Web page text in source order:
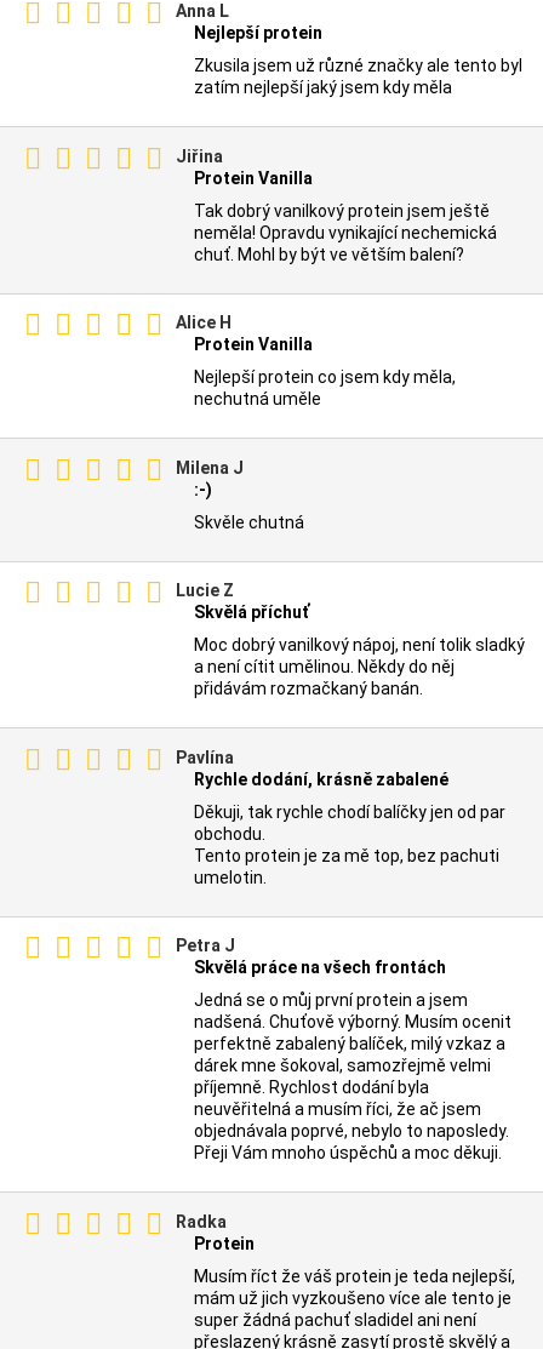
Anna L
Nejlepší protein
Zkusila jsem už různé značky ale tento byl
zatím nejlepší jaký jsem kdy měla
Jiřina
Protein Vanilla
Tak dobrý vanilkový protein jsem ještě
neměla! Opravdu vynikající nechemická
chuť. Mohl by být ve větším balení?
Alice H
Protein Vanilla
Nejlepší protein co jsem kdy měla,
nechutná uměle
Milena J
:-)
Skvěle chutná
Lucie Z
Skvělá příchuť
Moc dobrý vanilkový nápoj, není tolik sladký
a není cítit umělinou. Někdy do něj
přidávám rozmačkaný banán.
Pavlína
Rychle dodání, krásně zabalené
Děkuji, tak rychle chodí balíčky jen od par
obchodu.
Tento protein je za mě top, bez pachuti
umelotin.
Petra J
Skvělá práce na všech frontách
Jedná se o můj první protein a jsem
nadšená. Chuťově výborný. Musím ocenit
perfektně zabalený balíček, milý vzkaz a
dárek mne šokoval, samozřejmě velmi
příjemně. Rychlost dodání byla
neuvěřitelná a musím říci, že ač jsem
objednávala poprvé, nebylo to naposledy.
Přeji Vám mnoho úspěchů a moc děkuji.
Radka
Protein
Musím říct že váš protein je teda nejlepší,
mám už jich vyzkoušeno více ale tento je
super žádná pachuť sladidel ani není
přeslazený krásně zasytí prostě skvělý a